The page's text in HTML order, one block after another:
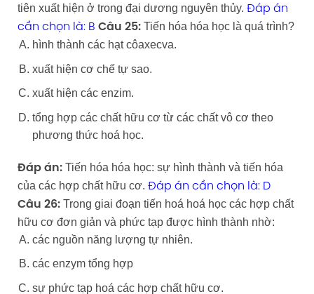
tiên xuất hiện ở trong đại dương nguyên thủy. Đáp án
cần chọn là: B Câu 25:Tiến hóa hóa học là quá trình?
hình thành các hạt côaxecva.
xuất hiện cơ chế tự sao.
xuất hiện các enzim.
tổng hợp các chất hữu cơ từ các chất vô cơ theo
phương thức hoá học.
Đáp án:Tiến hóa hóa học: sự hình thành và tiến hóa
của các hợp chất hữu cơ. Đáp án cần chọn là: D
Câu 26:Trong giai đoạn tiến hoá hoá học các hợp chất
hữu cơ đơn giản và phức tạp được hình thành nhờ:
các nguồn năng lượng tự nhiên.
các enzym tổng hợp
sự phức tạp hoá các hợp chất hữu cơ.